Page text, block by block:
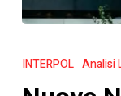
Notifiche
INTERPOL Analisi